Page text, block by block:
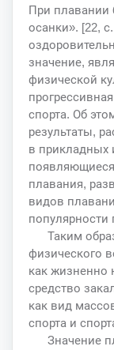
При плавании
осанки». [22,
значение,
физической
спорта. Об
результаты,
в прикладных
плавания,
видов
популярности
Таким
физического
как жизненно
средство
как вид
спорта и
Значение